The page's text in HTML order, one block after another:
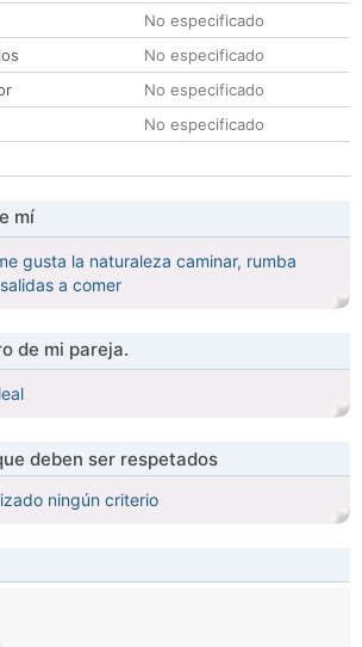
No especificado
No especificado
No especificado
No especificado
mí
gusta la naturaleza caminar, rumba
a comer
de mi pareja.
deben ser respetados
ningún criterio